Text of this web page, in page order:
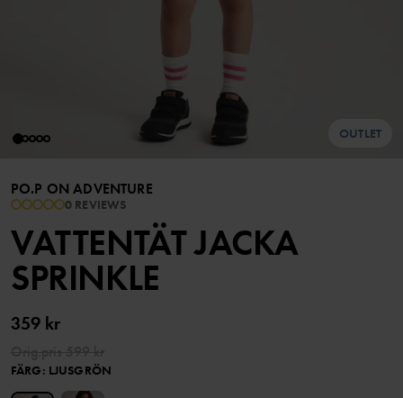
OUTLET
PO.P ON ADVENTURE
0 REVIEWS
VATTENTÄT JACKA
SPRINKLE
359 kr
FÄRG: LJUSGRÖN